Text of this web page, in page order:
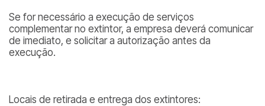
Se for necessário a execução de serviços
complementar no extintor, a empresa deverá comunicar
de imediato, e solicitar a autorização antes da
execução.
Locais de retirada e entrega dos extintores: